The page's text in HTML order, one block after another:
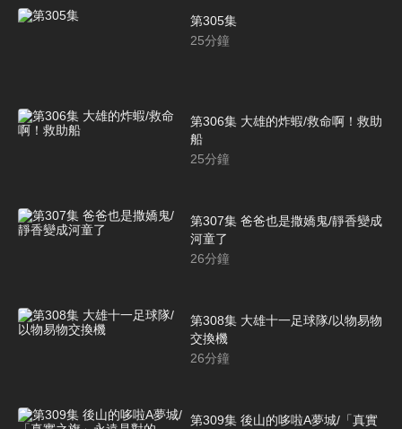
第305集
25分鐘
第306集 大雄的炸蝦/救命啊！救助
船
25分鐘
第307集 爸爸也是撒嬌鬼/靜香變成
河童了
26分鐘
第308集 大雄十一足球隊/以物易物
交換機
26分鐘
第309集 後山的哆啦A夢城/「真實